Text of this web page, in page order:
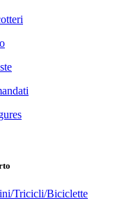
Tricicli/Biciclette